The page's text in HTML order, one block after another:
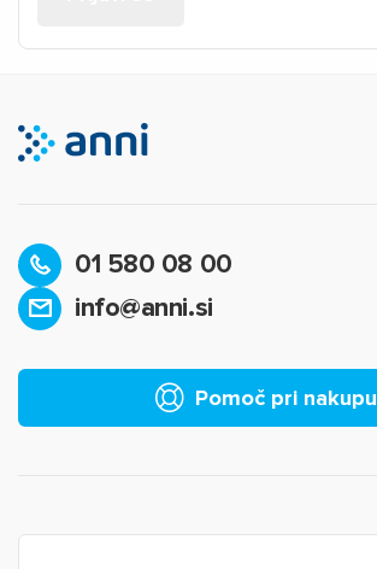
01 580 08 00
info@anni.si
Pomoč pri nakupu